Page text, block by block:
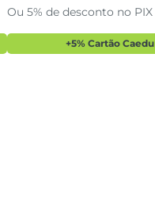
Ou 5% de desconto no PIX
+5% Cartão Caedu